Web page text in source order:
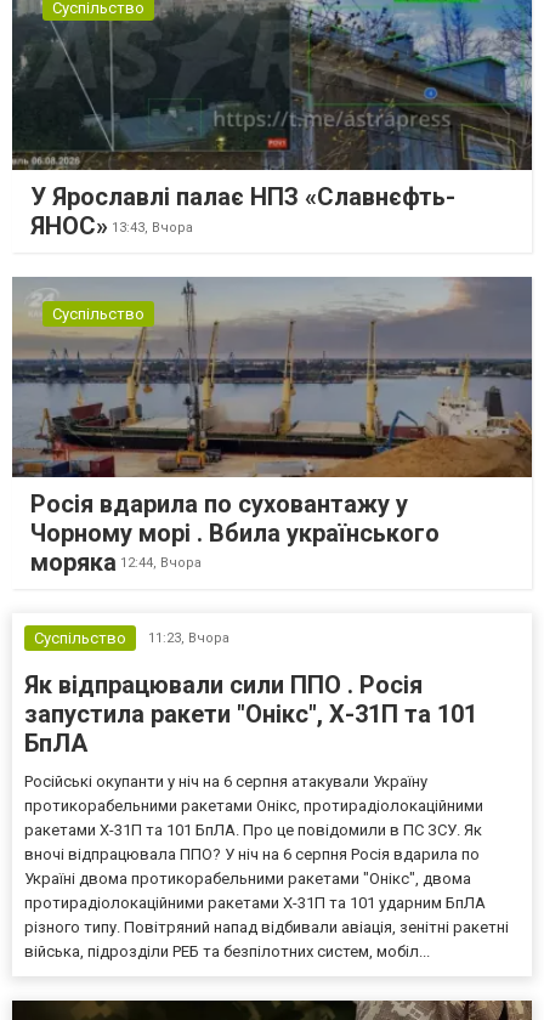
Суспільство
У Ярославлі палає НПЗ «Славнєфть-
ЯНОС» 13:43, Вчора
Суспільство
Росія вдарила по суховантажу у
Чорному морі . Вбила українського
моряка 12:44, Вчора
Суспільство 11:23, Вчора
Як відпрацювали сили ППО . Росія
запустила ракети "Онікс", Х-31П та 101
БпЛА
Російські окупанти у ніч на 6 серпня атакували Україну
протикорабельними ракетами Онікс, протирадіолокаційними
ракетами Х-31П та 101 БпЛА. Про це повідомили в ПС ЗСУ. Як
вночі відпрацювала ППО? У ніч на 6 серпня Росія вдарила по
Україні двома протикорабельними ракетами "Онікс", двома
протирадіолокаційними ракетами Х-31П та 101 ударним БпЛА
різного типу. Повітряний напад відбивали авіація, зенітні ракетні
війська, підрозділи РЕБ та безпілотних систем, мобіл...